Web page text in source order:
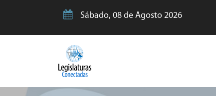
Sábado, 08 de Agosto 2026